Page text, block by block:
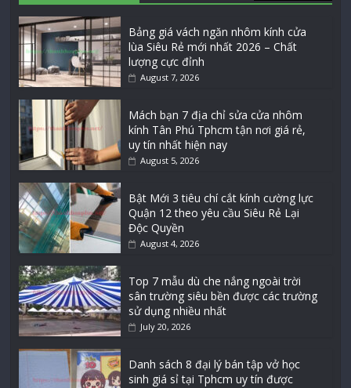
Bảng giá vách ngăn nhôm kính cửa
lùa Siêu Rẻ mới nhất 2026 – Chất
lượng cực đỉnh
August 7, 2026
Mách bạn 7 địa chỉ sửa cửa nhôm
kính Tân Phú Tphcm tận nơi giá rẻ,
uy tín nhất hiện nay
August 5, 2026
Bật Mới 3 tiêu chí cắt kính cường lực
Quận 12 theo yêu cầu Siêu Rẻ Lại
Độc Quyền
August 4, 2026
Top 7 mẫu dù che nắng ngoài trời
sân trường siêu bền được các trường
sử dụng nhiều nhất
July 20, 2026
Danh sách 8 đại lý bán tập vở học
sinh giá sỉ tại Tphcm uy tín được